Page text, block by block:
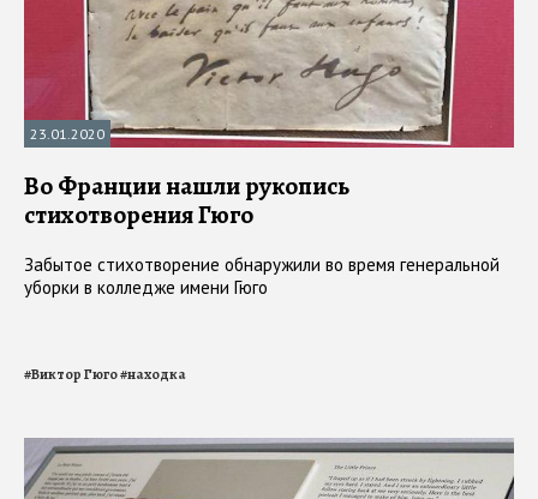
23.01.2020
Во Франции нашли рукопись
стихотворения Гюго
Забытое стихотворение обнаружили во время генеральной
уборки в колледже имени Гюго
#Виктор Гюго#находка